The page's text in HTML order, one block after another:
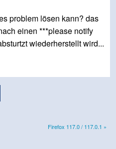
problem lösen kann? das
einen ***please notify
wiederherstellt wird...
Firefox 117.0 / 117.0.1 »